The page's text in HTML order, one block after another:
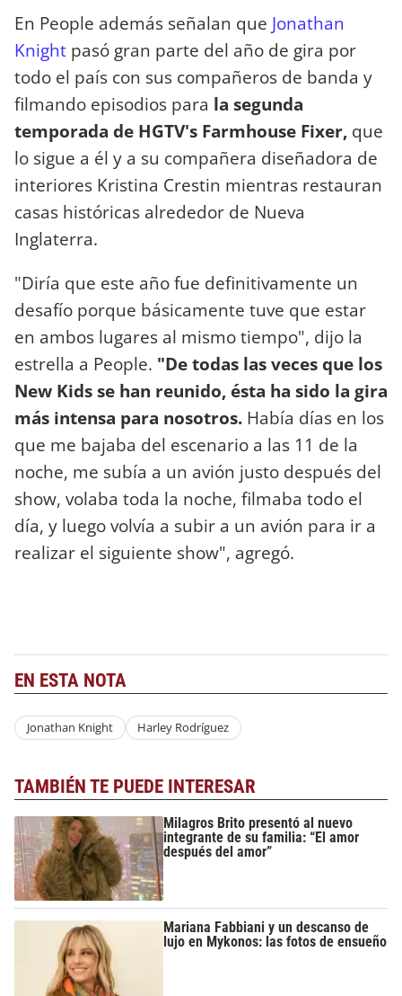
En People además señalan que Jonathan
Knight pasó gran parte del año de gira por
todo el país con sus compañeros de banda y
filmando episodios para la segunda
temporada de HGTV's Farmhouse Fixer, que
lo sigue a él y a su compañera diseñadora de
interiores Kristina Crestin mientras restauran
casas históricas alrededor de Nueva
Inglaterra.
"Diría que este año fue definitivamente un
desafío porque básicamente tuve que estar
en ambos lugares al mismo tiempo", dijo la
estrella a People. "De todas las veces que los
New Kids se han reunido, ésta ha sido la gira
más intensa para nosotros. Había días en los
que me bajaba del escenario a las 11 de la
noche, me subía a un avión justo después del
show, volaba toda la noche, filmaba todo el
día, y luego volvía a subir a un avión para ir a
realizar el siguiente show", agregó.
EN ESTA NOTA
Jonathan Knight Harley Rodríguez
TAMBIÉN TE PUEDE INTERESAR
Milagros Brito presentó al nuevo
integrante de su familia: “El amor
después del amor”
Mariana Fabbiani y un descanso de
lujo en Mykonos: las fotos de ensueño